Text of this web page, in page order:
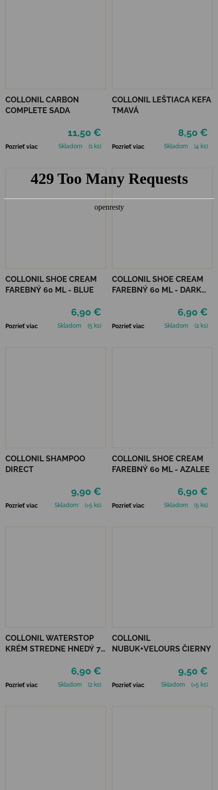
COLLONIL CARBON
COMPLETE SADA
11,50 €
Pozrieť viac Skladom (1 ks)
COLLONIL LEŠTIACA KEFA
TMAVÁ
8,50 €
Pozrieť viac Skladom (4 ks)
COLLONIL SHOE CREAM
FAREBNÝ 60 ML - BLUE
6,90 €
Pozrieť viac Skladom (5 ks)
COLLONIL SHOE CREAM
FAREBNÝ 60 ML - DARK
6,90 €
Pozrieť viac Skladom (2 ks)
COLLONIL SHAMPOO
DIRECT
9,90 €
Pozrieť viac Skladom (>5 ks)
COLLONIL SHOE CREAM
FAREBNÝ 60 ML - AZALEE
6,90 €
Pozrieť viac Skladom (5 ks)
COLLONIL WATERSTOP
KRÉM STREDNE HNEDÝ 75
6,90 €
Pozrieť viac Skladom (2 ks)
COLLONIL
NUBUK+VELOURS ČIERNY
9,50 €
Pozrieť viac Skladom (>5 ks)